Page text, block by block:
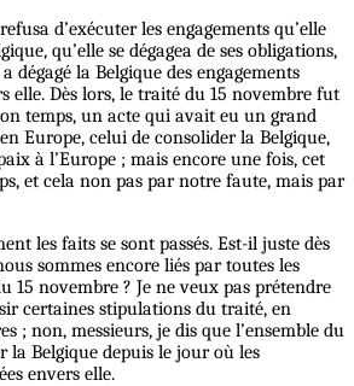
d’exécuter les engagements qu’elle
qu’elle se dégagea de ses obligations,
dégagé la Belgique des engagements
elle. Dès lors, le traité du 15 novembre fut
temps, un acte qui avait eu un grand
Europe, celui de consolider la Belgique,
à l’Europe ; mais encore une fois, cet
et cela non pas par notre faute, mais par
les faits se sont passés. Est-il juste dès
sommes encore liés par toutes les
15 novembre ? Je ne veux pas prétendre
certaines stipulations du traité, en
; non, messieurs, je dis que l’ensemble du
la Belgique depuis le jour où les
envers elle.